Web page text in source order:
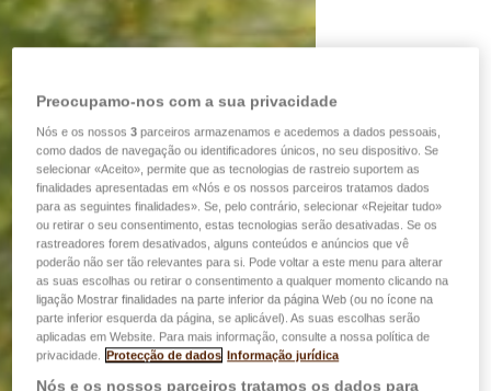
Preocupamo-nos com a sua privacidade
Nós e os nossos3 parceiros armazenamos e acedemos a dados pessoais,
como dados de navegação ou identificadores únicos, no seu dispositivo. Se
selecionar «Aceito», permite que as tecnologias de rastreio suportem as
finalidades apresentadas em «Nós e os nossos parceiros tratamos dados
para as seguintes finalidades». Se, pelo contrário, selecionar «Rejeitar tudo»
ou retirar o seu consentimento, estas tecnologias serão desativadas. Se os
rastreadores forem desativados, alguns conteúdos e anúncios que vê
poderão não ser tão relevantes para si. Pode voltar a este menu para alterar
as suas escolhas ou retirar o consentimento a qualquer momento clicando na
ligação Mostrar finalidades na parte inferior da página Web (ou no ícone na
parte inferior esquerda da página, se aplicável). As suas escolhas serão
aplicadas em Website. Para mais informação, consulte a nossa política de
privacidade.
Protecção de dados Informação jurídica
Nós e os nossos parceiros tratamos os dados para